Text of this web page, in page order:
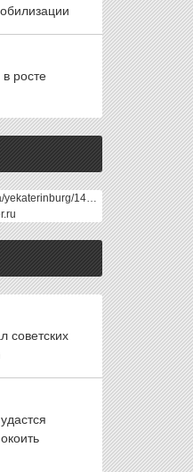
росте
world-weather.ru/pogoda/russia/yekaterinburg/14days/
советских